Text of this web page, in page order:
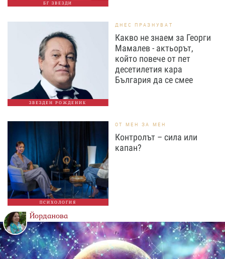
БГ ЗВЕЗДИ
ЗВЕЗДЕН РОЖДЕНИК
ДНЕС ПРАЗНУВАТ
Какво не знаем за Георги
Мамалев - актьорът,
който повече от пет
десетилетия кара
България да се смее
ПСИХОЛОГИЯ
ОТ МЕН ЗА МЕН
Контролът – сила или
капан?
Йорданова